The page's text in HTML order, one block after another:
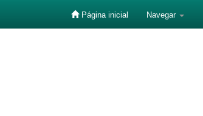
Página inicial Navegar